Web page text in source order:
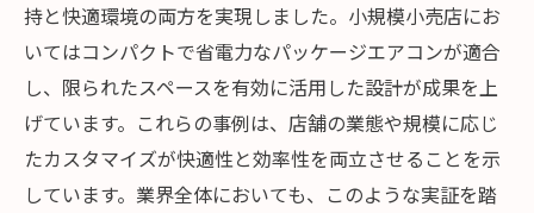
持と快適環境の両方を実現しました。小規模小売店にお
いてはコンパクトで省電力なパッケージエアコンが適合
し、限られたスペースを有効に活用した設計が成果を上
げています。これらの事例は、店舗の業態や規模に応じ
たカスタマイズが快適性と効率性を両立させることを示
しています。業界全体においても、このような実証を踏